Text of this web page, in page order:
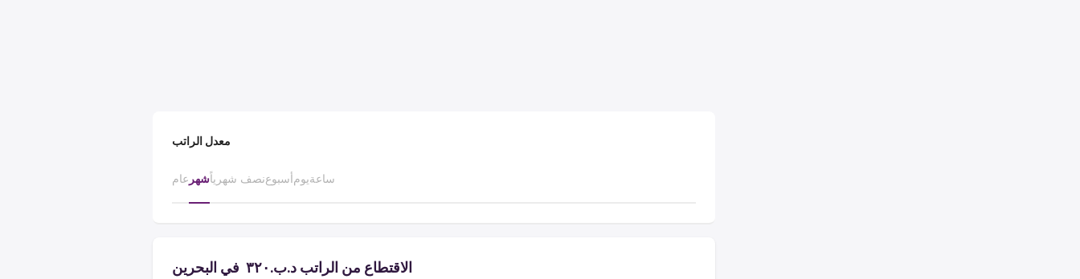
معدل الراتب
عام شهرنصف شهرياًأسبوعيومساعة
الاقتطاع من الراتب د.ب.‏٣٢٠ ‏ في البحرين